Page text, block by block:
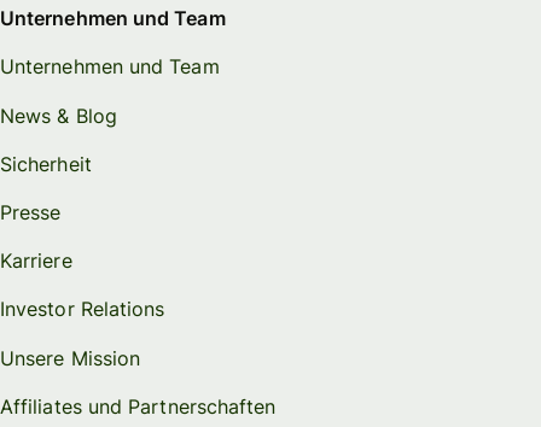
Unternehmen und Team
Unternehmen und Team
News & Blog
Sicherheit
Presse
Karriere
Investor Relations
Unsere Mission
Affiliates und Partnerschaften